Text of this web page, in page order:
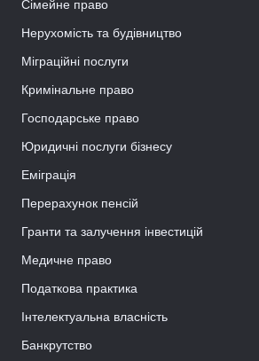
Сімейне право
Нерухомість та будівництво
Міграційні послуги
Кримінальне право
Господарське право
Юридичні послуги бізнесу
Еміграція
Перерахунок пенсій
Гранти та залучення інвестицій
Медичне право
Податкова практика
Інтелектуальна власність
Банкрутство